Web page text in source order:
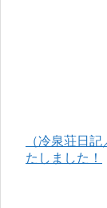
（冷泉荘日
たしました！